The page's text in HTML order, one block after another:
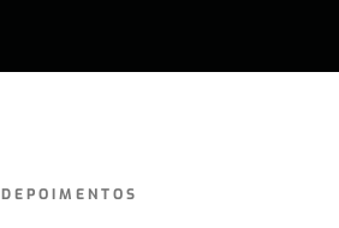
DEPOIMENTOS